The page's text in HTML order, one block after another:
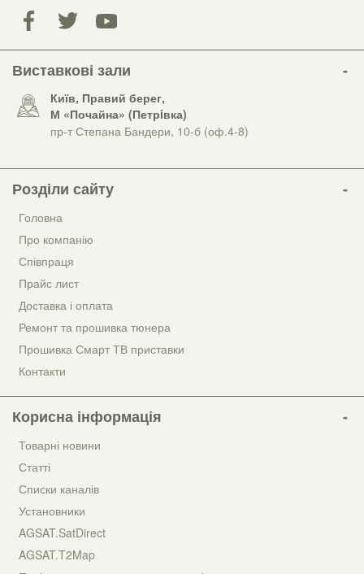
Виставкові зали
Київ, Правий берег,
М «Почайна» (Петрiвка)
пр-т Степана Бандери, 10-б (оф.4-8)
Розділи сайту
Головна
Про компанію
Співпраця
Прайс лист
Доставка і оплата
Ремонт та прошивка тюнера
Прошивка Смарт ТВ приставки
Контакти
Корисна інформація
Товарні новини
Статті
Списки каналів
Установники
AGSAT.SatDirect
AGSAT.T2Map